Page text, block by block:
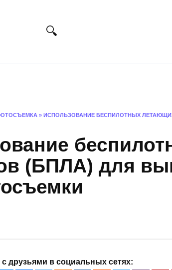
» ИСПОЛЬЗОВАНИЕ БЕСПИЛОТНЫХ
(БПЛА) для
с друзьями в социальных сетях: